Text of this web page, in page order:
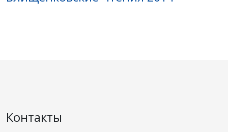
Контакты